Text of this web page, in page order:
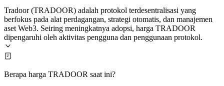
Tradoor (TRADOOR) adalah protokol terdesentralisasi yang
berfokus pada alat perdagangan, strategi otomatis, dan manajemen
aset Web3. Seiring meningkatnya adopsi, harga TRADOOR
dipengaruhi oleh aktivitas pengguna dan penggunaan protokol.
Berapa harga TRADOOR saat ini?